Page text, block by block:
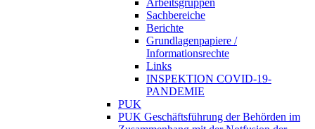
Arbeitsgruppen
Sachbereiche
Berichte
Grundlagenpapiere /
Informationsrechte
Links
INSPEKTION COVID-19-
PANDEMIE
PUK
PUK Geschäftsführung der Behörden im